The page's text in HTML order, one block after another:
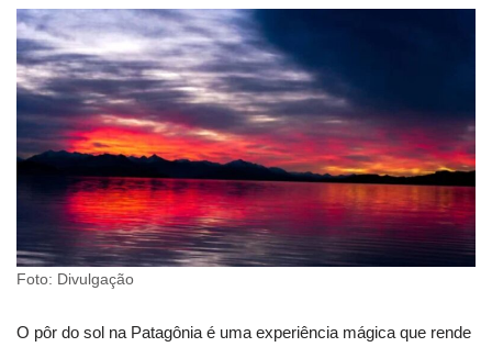
Foto: Divulgação
O pôr do sol na Patagônia é uma experiência mágica que rende